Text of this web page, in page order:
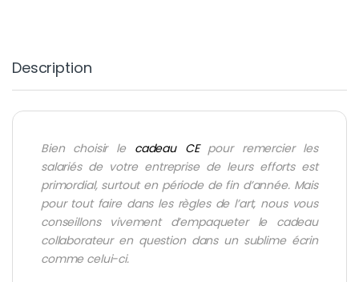
Description
Bien choisir le cadeau CEpour remercier les
salariés de votre entreprise de leurs efforts est
primordial, surtout en période de fin d’année. Mais
pour tout faire dans les règles de l’art, nous vous
conseillons vivement d’empaqueter le cadeau
collaborateur en question dans un sublime écrin
comme celui-ci.